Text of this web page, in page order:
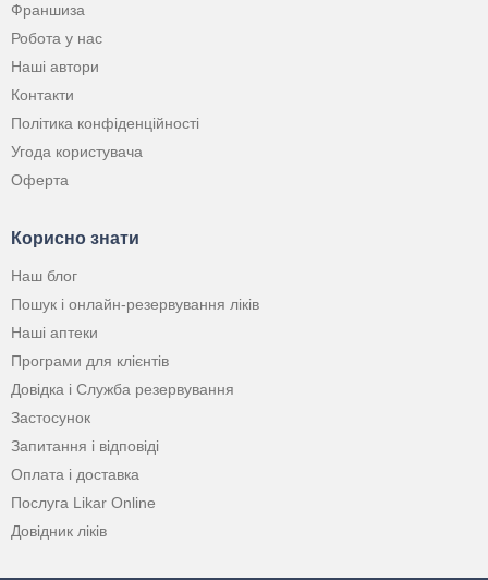
Франшиза
Робота у нас
Наші автори
Контакти
Політика конфіденційності
Угода користувача
Оферта
Корисно знати
Наш блог
Пошук і онлайн-резервування ліків
Наші аптеки
Програми для клієнтів
Довідка і Служба резервування
Застосунок
Запитання і відповіді
Оплата і доставка
Послуга Likar Online
Довідник ліків